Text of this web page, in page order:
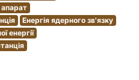
апарат
Енергія ядерного зв'язку
енергії